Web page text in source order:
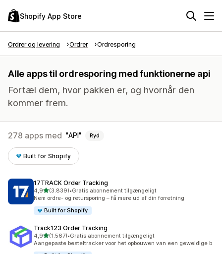
Shopify App Store
Ordrer og levering Ordrer Ordresporing
Alle apps til ordresporing med funktionerne api
Fortæl dem, hvor pakken er, og hvornår den
kommer frem.
278 apps med API Ryd
Built for Shopify
17TRACK Order Tracking
4,9ud af 5 stjerner
(3.839)
3839 anmeldelser i alt
•Gratis abonnement tilgængeligt
Nem ordre- og retursporing – få mere ud af din forretning
Built for Shopify
Track123 Order Tracking
4,9ud af 5 stjerner
(1.567)
1567 anmeldelser i alt
•Gratis abonnement tilgængeligt
Aangepaste besteltracker voor het opbouwen van een geweldige b